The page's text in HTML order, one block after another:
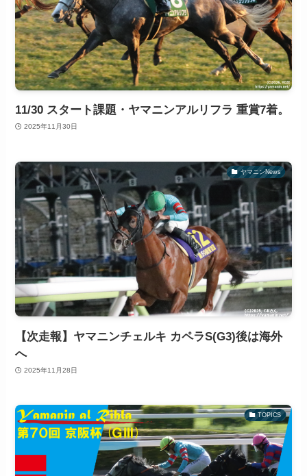
11/30 スタート課題・ヤマニンアルリフラ 重賞7着。
2025年11月30日
ヤマニンNews
【次走報】ヤマニンチェルキ カペラS(G3)後は海外
へ
2025年11月28日
TOPICS